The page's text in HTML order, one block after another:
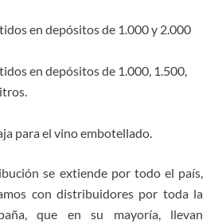
en depósitos de 1.000 y 2.000
en depósitos de 1.000, 1.500,
para el vino embotellado.
se extiende por todo el país,
con distribuidores por toda la
que en su mayoría, llevan